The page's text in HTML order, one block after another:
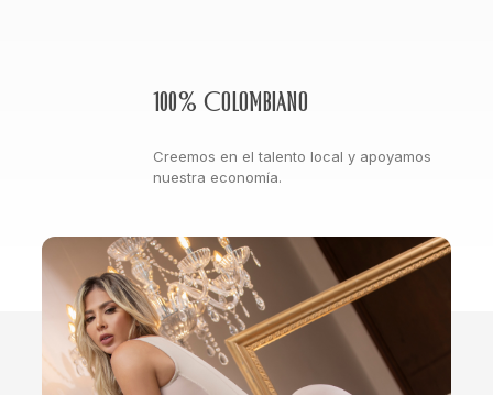
100% Colombiano
Creemos en el talento local y apoyamos
nuestra economía.